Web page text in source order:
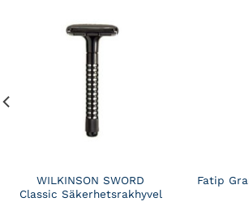
WILKINSON SWORD
Classic Säkerhetsrakhyvel
Fatip